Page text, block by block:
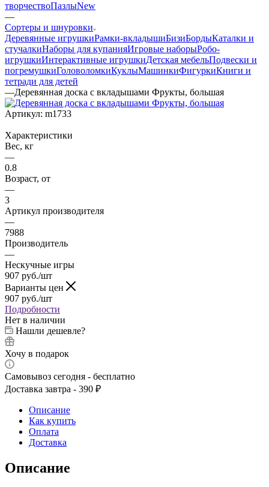
творчествоПазлыNew
—
Сортеры и шнуровки
Деревянные игрушкиРамки-вкладышиБизиБордыКаталки и
стучалкиНаборы для купанияИгровые наборыРобо-
игрушкиИнтерактивные игрушкиДетская мебельПодвески и
погремушкиГоловоломкиКуклыМашинкиФигуркиКниги и
тетради для детей
—Деревянная доска с вкладышами Фрукты, большая
Артикул: m1733
Характеристики
Вес, кг
—
0.8
Возраст, от
—
3
Артикул производителя
—
7988
Производитель
—
Нескучные игры
907 руб./шт
Варианты цен
907 руб./шт
Подробности
Нет в наличии
Нашли дешевле?
Хочу в подарок
Самовывоз сегодня - бесплатно
Доставка завтра - 390 ₽
Описание
Как купить
Оплата
Доставка
Описание